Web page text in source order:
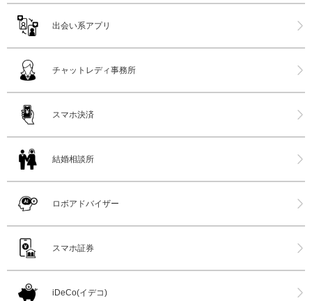
出会い系アプリ
チャットレディ事務所
スマホ決済
結婚相談所
ロボアドバイザー
スマホ証券
iDeCo(イデコ)